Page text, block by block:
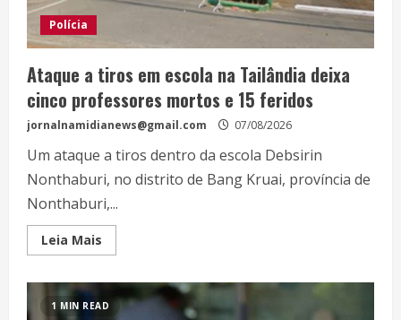
Polícia
Ataque a tiros em escola na Tailândia deixa
cinco professores mortos e 15 feridos
jornalnamidianews@gmail.com 07/08/2026
Um ataque a tiros dentro da escola Debsirin
Nonthaburi, no distrito de Bang Kruai, província de
Nonthaburi,...
Leia Mais
1 MIN READ